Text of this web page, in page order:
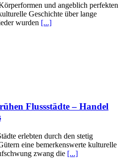
und angeblich perfekten
Geschichte über lange
wurden [...]
Flussstädte – Handel
erlebten durch den stetig
eine bemerkenswerte kulturelle
zwang die [...]